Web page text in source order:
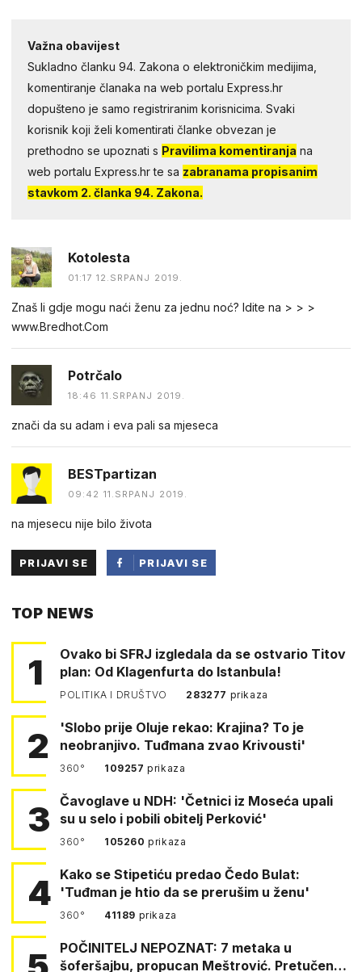
Važna obavijest
Sukladno članku 94. Zakona o elektroničkim medijima,
komentiranje članaka na web portalu Express.hr
dopušteno je samo registriranim korisnicima. Svaki
korisnik koji želi komentirati članke obvezan je
prethodno se upoznati s Pravilima komentiranja na
web portalu Express.hr te sa zabranama propisanim
stavkom 2. članka 94. Zakona.
Kotolesta
01:17 12.SRPANJ 2019.
Znaš li gdje mogu naći ženu za jednu noć? Idite na > > >
www.Bredhot.Com
Potrčalo
18:46 11.SRPANJ 2019.
znači da su adam i eva pali sa mjeseca
BESTpartizan
09:42 11.SRPANJ 2019.
na mjesecu nije bilo života
PRIJAVI SE
PRIJAVI SE
TOP NEWS
1
Ovako bi SFRJ izgledala da se ostvario Titov
plan: Od Klagenfurta do Istanbula!
POLITIKA I DRUŠTVO 283277 prikaza
2
'Slobo prije Oluje rekao: Krajina? To je
neobranjivo. Tuđmana zvao Krivousti'
360° 109257prikaza
3
Čavoglave u NDH: 'Četnici iz Moseća upali
su u selo i pobili obitelj Perković'
360° 105260prikaza
4 Kako se Stipetiću predao Čedo Bulat:
'Tuđman je htio da se prerušim u ženu'
360° 41189 prikaza
POČINITELJ NEPOZNAT: 7 metaka u
šoferšajbu, propucan Meštrović. Pretučen